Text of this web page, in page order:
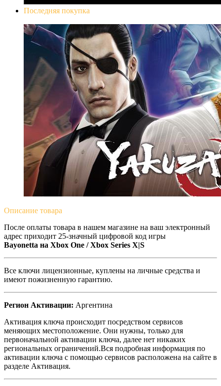
Последняя покупка
Описание товара
После оплаты товара в нашем магазине на ваш электронный
адрес приходит 25-значный цифровой код игры
Bayonetta на Xbox One / Xbox Series X|S
Все ключи лицензионные, куплены на личные средства и
имеют пожизненную гарантию.
Регион Активации: Аргентина
Активация ключа происходит посредством сервисов
меняющих местоположение. Они нужны, только для
первоначальной активации ключа, далее нет никаких
региональных ограничений.Вся подробная информация по
активации ключа с помощью сервисов расположена на сайте в
разделе Активация.